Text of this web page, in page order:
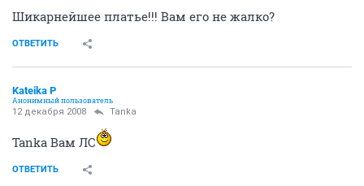
Шикарнейшее платье!!! Вам его не жалко?
ОТВЕТИТЬ
Kateika P
Анонимный пользователь
12 декабря 2008 Tanka
Tanka Вам ЛС
ОТВЕТИТЬ